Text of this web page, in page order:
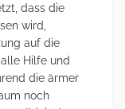
dass die
wird,
auf die
Hilfe und
die ärmer
noch